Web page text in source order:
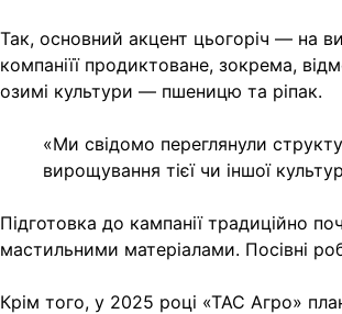
Так, основний акцент цьогоріч — на
компаніїї продиктоване, зокрема,
озимі культури — пшеницю та ріпак.
«Ми свідомо переглянули
вирощування тієї чи іншої
Підготовка до кампанії традиційно
мастильними матеріалами. Посівні
Крім того, у 2025 році «ТАС Агро»